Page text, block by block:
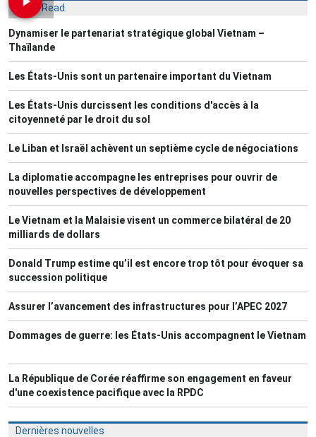
Most Read
Dynamiser le partenariat stratégique global Vietnam –
Thaïlande
Les États-Unis sont un partenaire important du Vietnam
Les États-Unis durcissent les conditions d'accès à la
citoyenneté par le droit du sol
Le Liban et Israël achèvent un septième cycle de négociations
La diplomatie accompagne les entreprises pour ouvrir de
nouvelles perspectives de développement
Le Vietnam et la Malaisie visent un commerce bilatéral de 20
milliards de dollars
Donald Trump estime qu’il est encore trop tôt pour évoquer sa
succession politique
Assurer l’avancement des infrastructures pour l’APEC 2027
Dommages de guerre: les États-Unis accompagnent le Vietnam
La République de Corée réaffirme son engagement en faveur
d'une coexistence pacifique avec la RPDC
Dernières nouvelles